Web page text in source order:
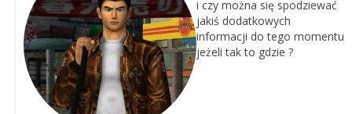
i czy można się spodziewać
jakiś dodatkowych
informacji do tego momentu
jeżeli tak to gdzie ?